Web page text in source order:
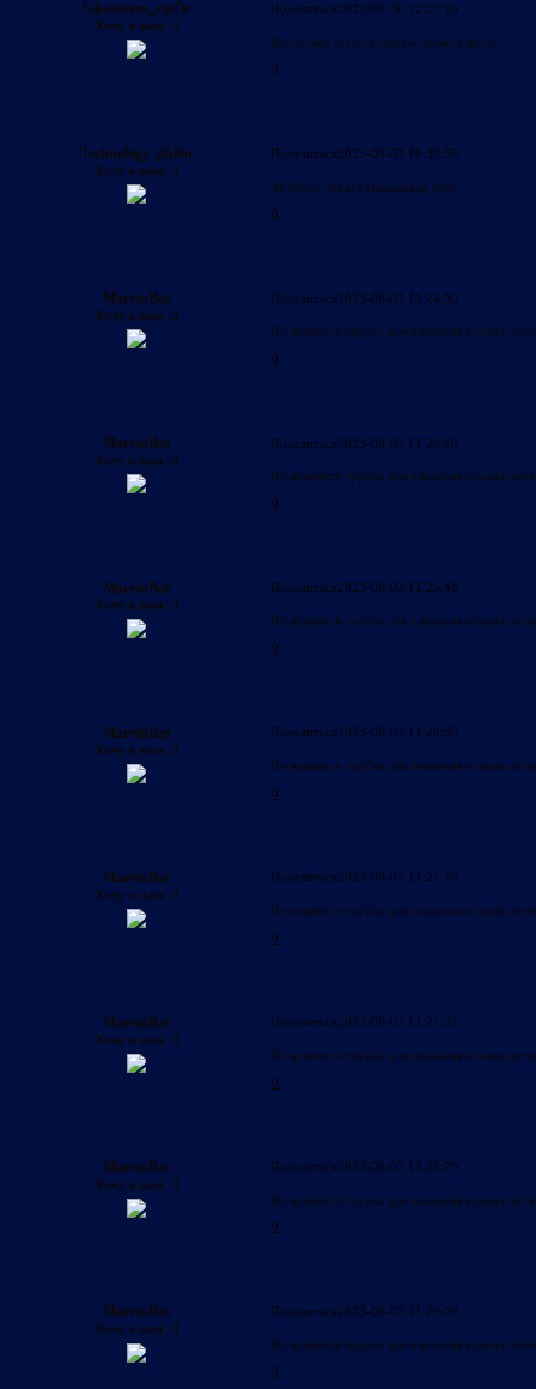
Поделиться2023-07-30 22:23:16
Iskusstven_upOr
Хочу к вам :3
Все новые технологии на первом месте
0
Поделиться2023-08-03 10:30:59
Technology_phKn
Хочу к вам :3
AI News: What’s Happening Now
0
Поделиться2023-08-03 11:24:30
MarvinBat
Хочу к вам :3
Не нравится трубка для плавания возьми
0
Поделиться2023-08-03 11:25:10
MarvinBat
Хочу к вам :3
Не нравится трубка для плавания возьми
0
Поделиться2023-08-03 11:25:48
MarvinBat
Хочу к вам :3
Не нравится трубка для плавания возьми
0
Поделиться2023-08-03 11:26:30
MarvinBat
Хочу к вам :3
Не нравится трубка для плавания возьми
0
Поделиться2023-08-03 11:27:15
MarvinBat
Хочу к вам :3
Не нравится трубка для плавания возьми
0
Поделиться2023-08-03 11:27:51
MarvinBat
Хочу к вам :3
Не нравится трубка для плавания возьми
0
Поделиться2023-08-03 11:28:29
MarvinBat
Хочу к вам :3
Не нравится трубка для плавания возьми
0
Поделиться2023-08-03 11:29:09
MarvinBat
Хочу к вам :3
Не нравится трубка для плавания возьми
0